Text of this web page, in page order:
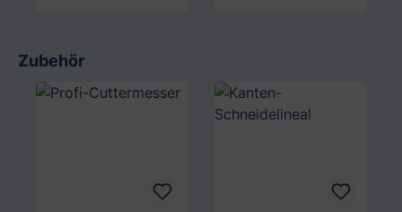
Zubehör
Produktgalerie überspringen